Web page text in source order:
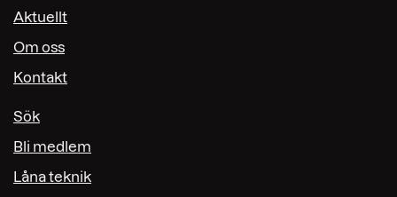
Aktuellt
Om oss
Kontakt
Sök
Bli medlem
Låna teknik